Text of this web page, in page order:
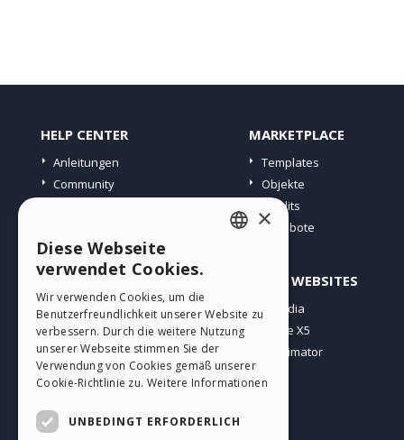
HELP CENTER
Anleitungen
Community
MARKETPLACE
Templates
Objekte
Credits
Angebote
PROFIL
Meine Beiträge
Meine Lizenz
Download
Webhosting
ANDERE WEBSITES
Incomedia
WebSite X5
WebAnimator
GERMAN
SPANISH
PORTUGUESE
×
Diese Webseite
verwendet Cookies.
Wir verwenden Cookies, um die
Benutzerfreundlichkeit unserer Website zu
verbessern. Durch die weitere Nutzung
unserer Webseite stimmen Sie der
Verwendung von Cookies gemäß unserer
Cookie-Richtlinie zu. Weitere Informationen
UNBEDINGT ERFORDERLICH